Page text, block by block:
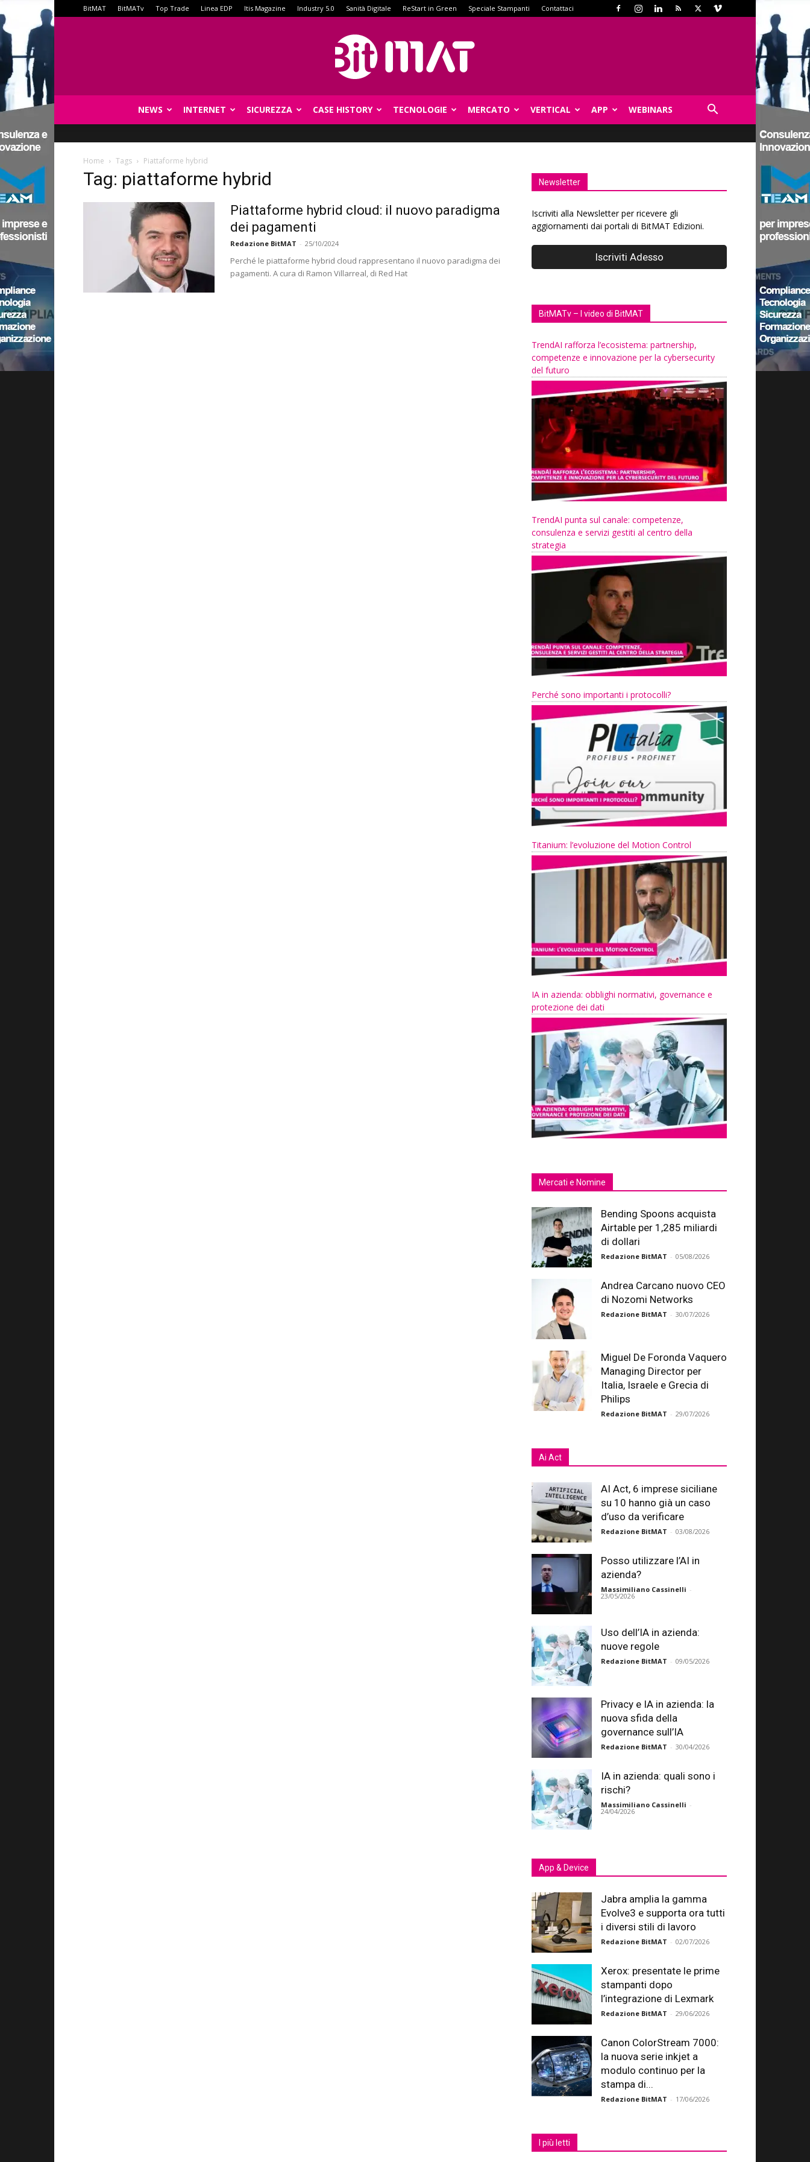
BitMAT BitMATv Top Trade Linea EDP Itis Magazine Industry 5.0 Sanità Digitale ReStart in Green Speciale Stampanti Contattaci
NEWS INTERNET SICUREZZA CASE HISTORY TECNOLOGIE MERCATO VERTICAL APP WEBINARS
Home Tags Piattaforme hybrid
Tag: piattaforme hybrid
Piattaforme hybrid cloud: il nuovo paradigma
dei pagamenti
Redazione BitMAT - 25/10/2024
Perché le piattaforme hybrid cloud rappresentano il nuovo paradigma dei
pagamenti. A cura di Ramon Villarreal, di Red Hat
Newsletter
Iscriviti alla Newsletter per ricevere gli
aggiornamenti dai portali di BitMAT Edizioni.
BitMATv – I video di BitMAT
TrendAI rafforza l’ecosistema: partnership,
competenze e innovazione per la cybersecurity
del futuro
TrendAI punta sul canale: competenze,
consulenza e servizi gestiti al centro della
strategia
Perché sono importanti i protocolli?
Titanium: l’evoluzione del Motion Control
IA in azienda: obblighi normativi, governance e
protezione dei dati
Mercati e Nomine
Bending Spoons acquista
Airtable per 1,285 miliardi
di dollari
Redazione BitMAT - 05/08/2026
Andrea Carcano nuovo CEO
di Nozomi Networks
Redazione BitMAT - 30/07/2026
Miguel De Foronda Vaquero
Managing Director per
Italia, Israele e Grecia di
Philips
Redazione BitMAT - 29/07/2026
Ai Act
AI Act, 6 imprese siciliane
su 10 hanno già un caso
d’uso da verificare
Redazione BitMAT - 03/08/2026
Posso utilizzare l’AI in
azienda?
Massimiliano Cassinelli -
23/05/2026
Uso dell’IA in azienda:
nuove regole
Redazione BitMAT - 09/05/2026
Privacy e IA in azienda: la
nuova sfida della
governance sull’IA
Redazione BitMAT - 30/04/2026
IA in azienda: quali sono i
rischi?
Massimiliano Cassinelli -
24/04/2026
App & Device
Jabra amplia la gamma
Evolve3 e supporta ora tutti
i diversi stili di lavoro
Redazione BitMAT - 02/07/2026
Xerox: presentate le prime
stampanti dopo
l’integrazione di Lexmark
Redazione BitMAT - 29/06/2026
Canon ColorStream 7000:
la nuova serie inkjet a
modulo continuo per la
stampa di...
Redazione BitMAT - 17/06/2026
I più letti